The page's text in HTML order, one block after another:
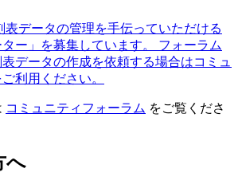
表データの管理を手伝っていただける
ー」を募集しています。
フォーラム
データの作成を依頼する場合はコミュ
利用ください。
コミュニティフォーラム をご覧くださ
へ